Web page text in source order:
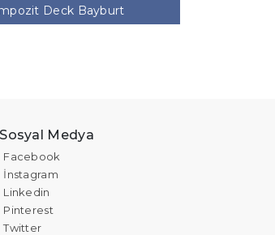
Deck Bayburt
Sosyal Medya
Facebook
İnstagram
Linkedin
Pinterest
Twitter